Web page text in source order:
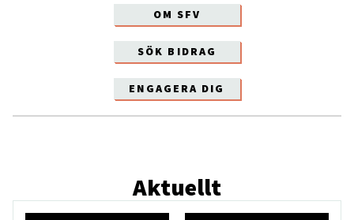
OM SFV
SÖK BIDRAG
ENGAGERA DIG
Aktuellt